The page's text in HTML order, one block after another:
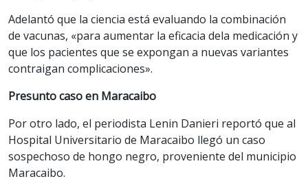
Adelantó que la ciencia está evaluando la combinación
de vacunas, «para aumentar la eficacia dela medicación y
que los pacientes que se expongan a nuevas variantes
contraigan complicaciones».
Presunto caso en Maracaibo
Por otro lado, el periodista Lenin Danieri reportó que al
Hospital Universitario de Maracaibo llegó un caso
sospechoso de hongo negro, proveniente del municipio
Maracaibo.